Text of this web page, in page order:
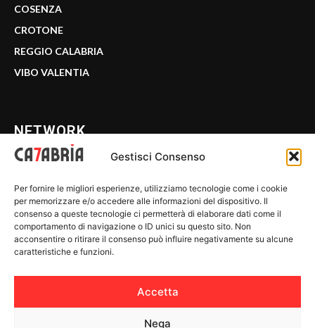
Gestisci Consenso
Per fornire le migliori esperienze, utilizziamo tecnologie come i cookie
per memorizzare e/o accedere alle informazioni del dispositivo. Il
consenso a queste tecnologie ci permetterà di elaborare dati come il
comportamento di navigazione o ID unici su questo sito. Non
acconsentire o ritirare il consenso può influire negativamente su alcune
caratteristiche e funzioni.
Accetta
Nega
COSENZA
CROTONE
REGGIO CALABRIA
VIBO VALENTIA
NETWORK
WE CALABRIA
C7 PLAY
MIX ZONE